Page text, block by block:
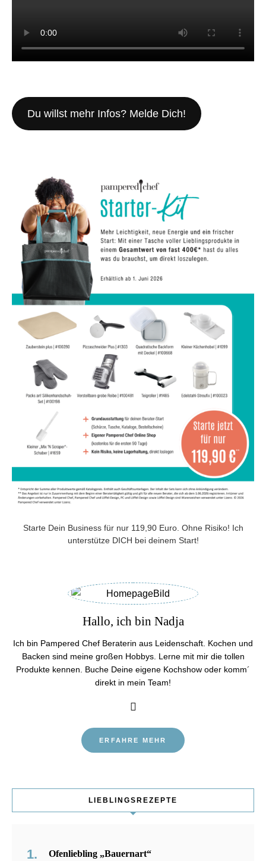
Du willst mehr Infos? Melde Dich!
Starte Dein Business für nur 119,90 Euro. Ohne Risiko! Ich
unterstütze DICH bei deinem Start!
Hallo, ich bin Nadja
Ich bin Pampered Chef Beraterin aus Leidenschaft. Kochen und
Backen sind meine großen Hobbys. Lerne mit mir die tollen
Produkte kennen. Buche Deine eigene Kochshow oder komm´
direkt in mein Team!
ERFAHRE MEHR
LIEBLINGSREZEPTE
Ofenliebling „Bauernart“